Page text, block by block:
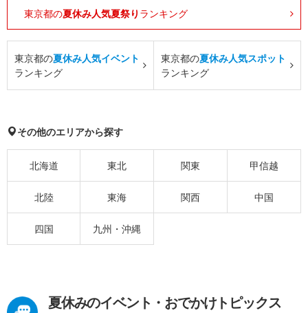
東京都の夏休み人気夏祭り ランキング
東京都の夏休み人気イベント
ランキング
東京都の夏休み人気スポット
ランキング
その他のエリアから探す
北海道 東北 関東 甲信越
北陸 東海 関西 中国
四国 九州・沖縄
夏休みのイベント・おでかけトピックス